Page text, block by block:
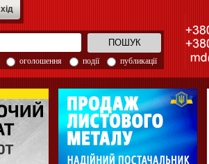
оголошення події публикації